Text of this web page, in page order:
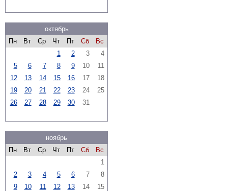
октябрь
Пн
Вт Ср Чт Пт Сб
Вс
1
2 3
4
5
6 7 8 9 10
11
12
13 14 15 16 17
18
19
20 21 22 23 24
25
26
27 28 29 30 31
ноябрь
Пн
Вт Ср Чт Пт Сб
Вс
1
2
3 4 5 6 7
8
9
10 11 12 13 14
15